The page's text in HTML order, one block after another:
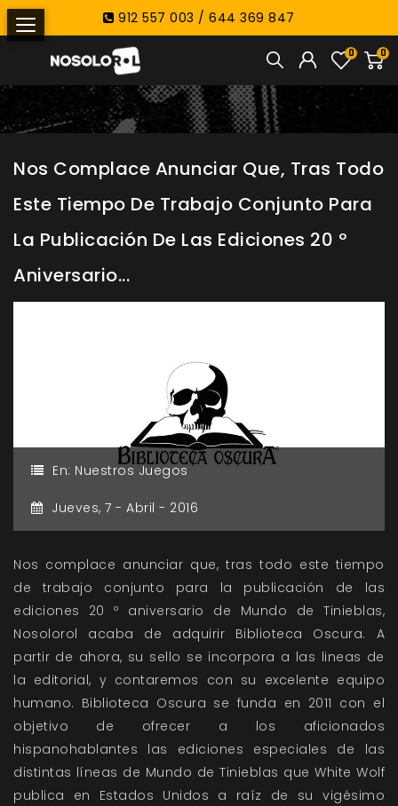
912 557 003 / 644 369 847
0
0
Nos Complace Anunciar Que, Tras Todo
Este Tiempo De Trabajo Conjunto Para
La Publicación De Las Ediciones 20 º
Aniversario...
En: Nuestros Juegos
Jueves, 7 - Abril - 2016
Nos complace anunciar que, tras todo este tiempo
de trabajo conjunto para la publicación de las
ediciones 20 º aniversario de Mundo de Tinieblas,
Nosolorol acaba de adquirir Biblioteca Oscura. A
partir de ahora, su sello se incorpora a las lineas de
la editorial, y contaremos con su excelente equipo
humano. Biblioteca Oscura se funda en 2011 con el
objetivo de ofrecer a los aficionados
hispanohablantes las ediciones especiales de las
distintas líneas de Mundo de Tinieblas que White Wolf
publica en Estados Unidos a raíz de su vigésimo